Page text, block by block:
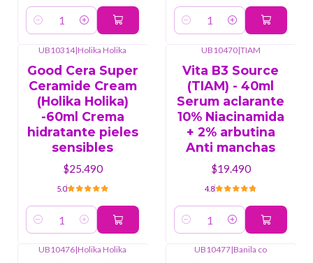
Cantidad Cantidad
UB10314|Holika Holika
Good Cera Super
Ceramide Cream
(Holika Holika)
-60ml Crema
hidratante pieles
sensibles
$25.490
5.0
Cantidad
UB10470|TIAM
Vita B3 Source
(TIAM) - 40ml
Serum aclarante
10% Niacinamida
+ 2% arbutina
Anti manchas
$19.490
4.8
Cantidad
UB10476|Holika Holika UB10477|Banila co